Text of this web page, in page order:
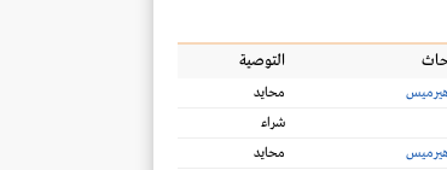
التوصية
محايد
شراء
محايد